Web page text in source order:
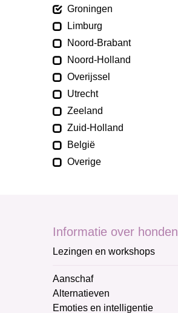
Groningen
Limburg
Noord-Brabant
Noord-Holland
Overijssel
Utrecht
Zeeland
Zuid-Holland
België
Overige
Informatie over honden
Lezingen en workshops
Aanschaf
Alternatieven
Emoties en intelligentie